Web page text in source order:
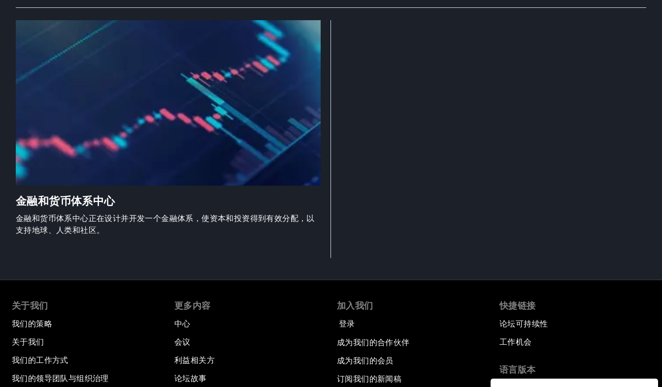
金融和货币体系中心
金融和货币体系中心正在设计并开发一个金融体系，使资本和投资得到有效分配，以
支持地球、人类和社区。
关于我们
我们的策略
关于我们
我们的工作方式
我们的领导团队与组织治理
更多内容
中心
会议
利益相关方
论坛故事
加入我们
登录
成为我们的合作伙伴
成为我们的会员
订阅我们的新闻稿
快捷链接
论坛可持续性
工作机会
语言版本